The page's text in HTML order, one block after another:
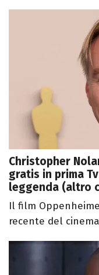
Christopher
gratis in prima
leggenda (altro
Il film
recente del